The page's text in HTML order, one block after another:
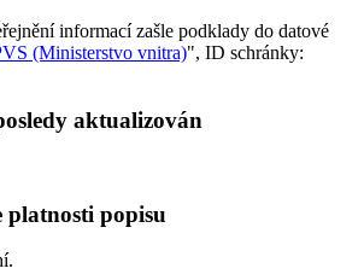
informací zašle podklady do datové
(Ministerstvo vnitra)", ID schránky:
aktualizován
platnosti popisu